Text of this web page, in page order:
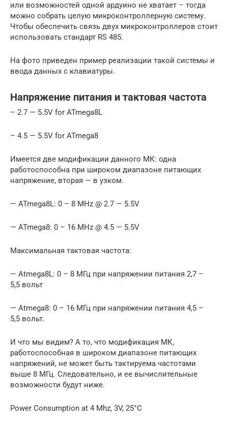
или возможностей одной ардуино не хватает – тогда
можно собрать целую микроконтроллерную систему.
Чтобы обеспечить связь двух микроконтроллеров стоит
использовать стандарт RS 485.
На фото приведен пример реализации такой системы и
ввода данных с клавиатуры.
Напряжение питания и тактовая частота
– 2.7 — 5.5V for ATmega8L
– 4.5 — 5.5V for ATmega8
Имеется две модификации данного МК: одна
работоспособна при широком диапазоне питающих
напряжение, вторая — в узком.
— ATmega8L: 0 – 8 MHz @ 2.7 — 5.5V
— ATmega8: 0 – 16 MHz @ 4.5 — 5.5V
Максимальная тактовая частота:
— Atmega8L: 0 – 8 МГц при напряжении питания 2,7 –
5,5 вольт
— Atmega8: 0 – 16 МГц при напряжении питания 4,5 –
5,5 вольт.
И что мы видим? А то, что модификация МК,
работоспособная в широком диапазоне питающих
напряжений, не может быть тактируема частотами
выше 8 МГц. Следовательно, и ее вычислительные
возможности будут ниже.
Power Consumption at 4 Mhz, 3V, 25°C